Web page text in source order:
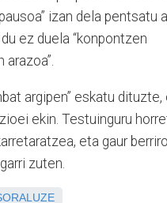
izan dela pentsatu
ez duela “konpontzen
argipen” eskatu dituzte,
ekin. Testuinguru
eta gaur
zuten.